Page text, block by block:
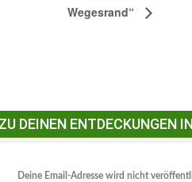
Wegesrand“
DEINEN ENTDECKUNGEN
Deine Email-Adresse wird nicht